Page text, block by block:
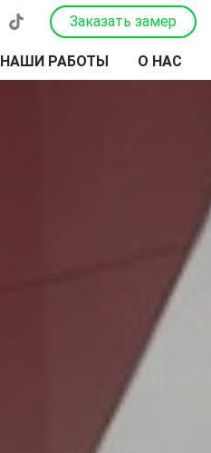
Заказать замер
НАШИ РАБОТЫ О НАС